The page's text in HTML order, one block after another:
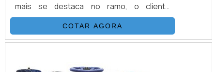
mais se destaca no ramo, o cliente
receberá um atendimento de excelência e
terá a garantia de adquirir produtos que
solucionem qualquer demanda.MAIS
FUNDIDO FLANGEADAQuem pesquisa na
COTAR AGORA